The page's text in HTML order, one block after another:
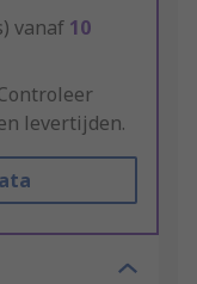
vanaf 10
levertijden.